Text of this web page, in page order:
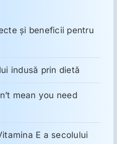
și beneficii pentru
indusă prin dietă
mean you need
E a secolului